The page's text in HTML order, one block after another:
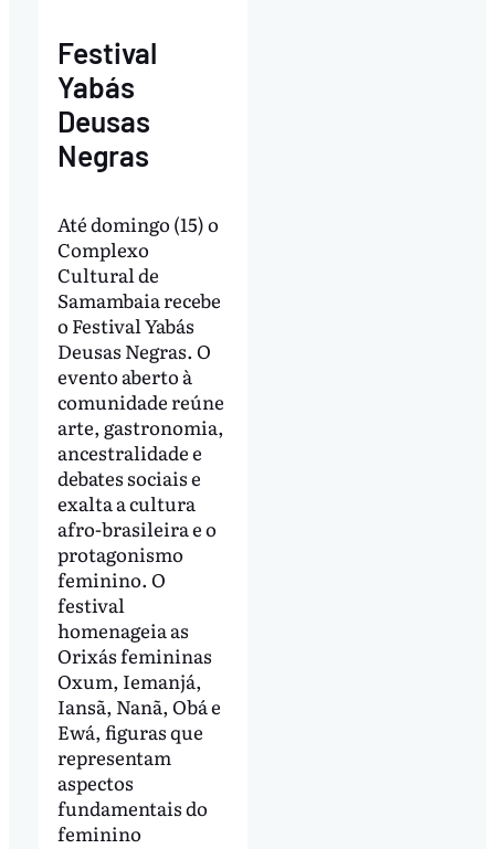
Festival
Yabás
Deusas
Negras
Até domingo (15) o
Complexo
Cultural de
Samambaia recebe
o Festival Yabás
Deusas Negras. O
evento aberto à
comunidade reúne
arte, gastronomia,
ancestralidade e
debates sociais e
exalta a cultura
afro-brasileira e o
protagonismo
feminino. O
festival
homenageia as
Orixás femininas
Oxum, Iemanjá,
Iansã, Nanã, Obá e
Ewá, figuras que
representam
aspectos
fundamentais do
feminino